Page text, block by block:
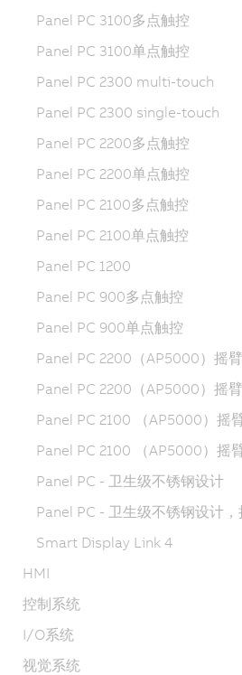
Panel PC 3100多点触控
Panel PC 3100单点触控
Panel PC 2300 multi-touch
Panel PC 2300 single-touch
Panel PC 2200多点触控
Panel PC 2200单点触控
Panel PC 2100多点触控
Panel PC 2100单点触控
Panel PC 1200
Panel PC 900多点触控
Panel PC 900单点触控
Panel PC 2200（AP5000）摇
Panel PC 2200（AP5000）摇
Panel PC 2100 （AP5000）摇
Panel PC 2100 （AP5000）摇
Panel PC - 卫生级不锈钢设计
Panel PC - 卫生级不锈钢设计，
Smart Display Link 4
HMI
控制系统
I/O系统
视觉系统